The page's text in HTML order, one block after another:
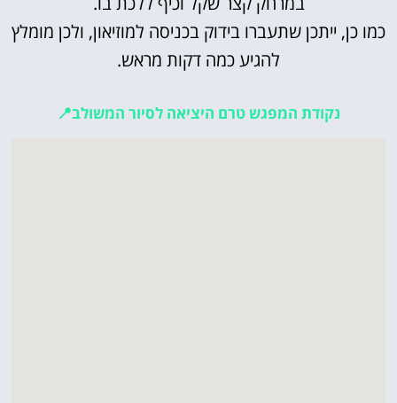
כמו כן, ייתכן שתעברו בידוק בכניסה למוזיאון, ולכן מומלץ
להגיע כמה דקות מראש.
נקודת המפגש טרם היציאה לסיור המשולב📍